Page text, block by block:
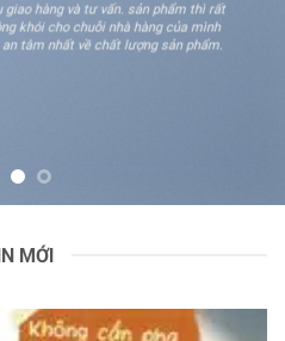
hàng và tư vấn. sản phẩm thì rất
khói cho chuỗi nhà hàng của mình
tâm nhất về chất lượng sản phẩm.
MỚI